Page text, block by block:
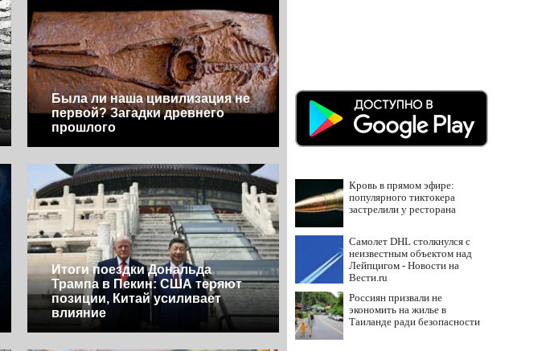
Была ли наша цивилизация не
первой? Загадки древнего
прошлого
Итоги поездки Дональда
Трампа в Пекин: США теряют
позиции, Китай усиливает
влияние
Кровь в прямом эфире:
популярного тиктокера
застрелили у ресторана
Самолет DHL столкнулся с
неизвестным объектом над
Лейпцигом - Новости на
Вести.ru
Россиян призвали не
экономить на жилье в
Таиланде ради безопасности